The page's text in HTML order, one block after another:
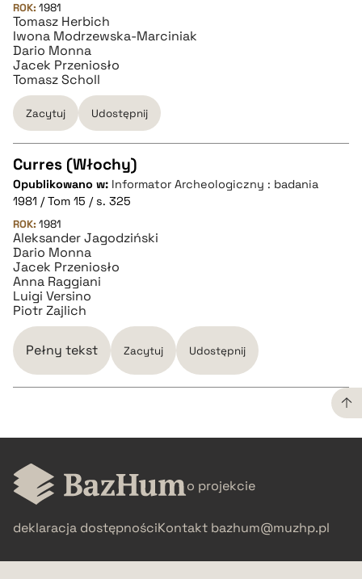
pobierz cytat
BIBTEX
pobierz cytat
ROK: 1981
Tomasz Herbich
Iwona Modrzewska-Marciniak
Dario Monna
Jacek Przeniosło
Tomasz Scholl
Zacytuj Udostępnij
CZYSTY TEKST
pobierz cytat
BIBTEX
pobierz cytat
Curres (Włochy)
Opublikowano w: Informator Archeologiczny : badania
1981 / Tom 15 / s. 325
ROK: 1981
Aleksander Jagodziński
Dario Monna
Jacek Przeniosło
Anna Raggiani
Luigi Versino
Piotr Zajlich
Pełny tekst Zacytuj Udostępnij
CZYSTY TEKST
pobierz cytat
BIBTEX
o projekcie
deklaracja dostępnościKontakt bazhum@muzhp.pl